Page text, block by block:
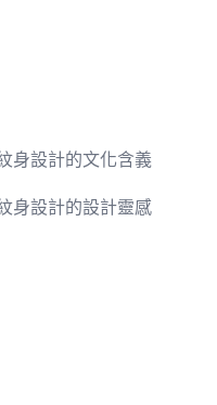
身設計的文化含義
身設計的設計靈感